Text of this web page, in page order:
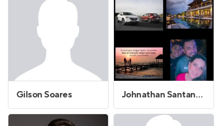
Gilson Soares Johnathan Santana de Lima